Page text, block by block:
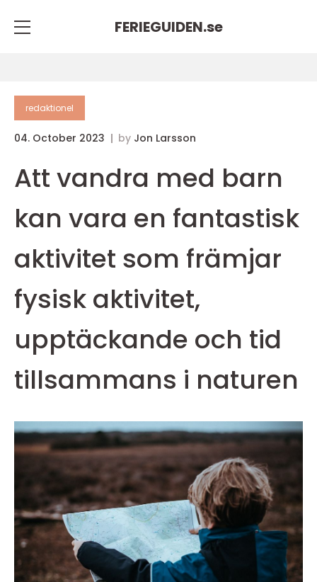
FERIEGUIDEN.se
redaktionel
04. October 2023 by Jon Larsson
Att vandra med barn
kan vara en fantastisk
aktivitet som främjar
fysisk aktivitet,
upptäckande och tid
tillsammans i naturen